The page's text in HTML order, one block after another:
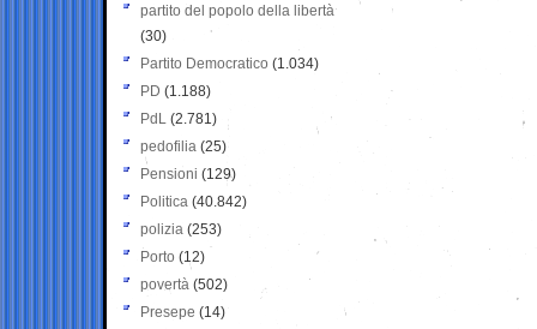
partito del popolo della libertà
(30)
Partito Democratico (1.034)
PD (1.188)
PdL (2.781)
pedofilia (25)
Pensioni (129)
Politica (40.842)
polizia (253)
Porto (12)
povertà (502)
Presepe (14)